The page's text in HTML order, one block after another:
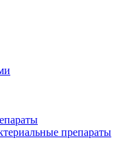
препараты